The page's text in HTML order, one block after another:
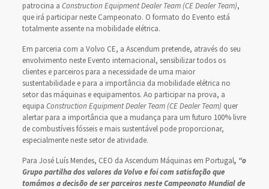
patrocina a Construction EquipmentDealer Team (CE Dealer Team),
que irá participar neste Campeonato. O formato do Evento está
totalmente assente na mobilidade elétrica.
Em parceria com a Volvo CE, a Ascendum pretende, através do seu
envolvimento neste Evento internacional, sensibilizar todos os
clientes e parceiros para a necessidade de uma maior
sustentabilidade e para a importância da mobilidade elétrica no
setor das máquinas e equipamentos. Ao participar na prova, a
equipa Construction EquipmentDealer Team (CE Dealer Team) quer
alertar para a importância que a mudança para um futuro 100% livre
de combustíveis fósseis e mais sustentável pode proporcionar,
especialmente neste setor de atividade.
Para José Luís Mendes, CEO da Ascendum Máquinas em Portugal, “o
Grupo partilha dos valores da Volvo e foi com satisfação que
tomámos a decisão de ser parceiros neste Campeonato Mundial de